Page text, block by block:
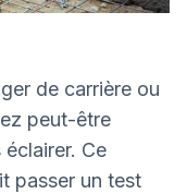
de carrière ou
peut-être
Ce
passer un test